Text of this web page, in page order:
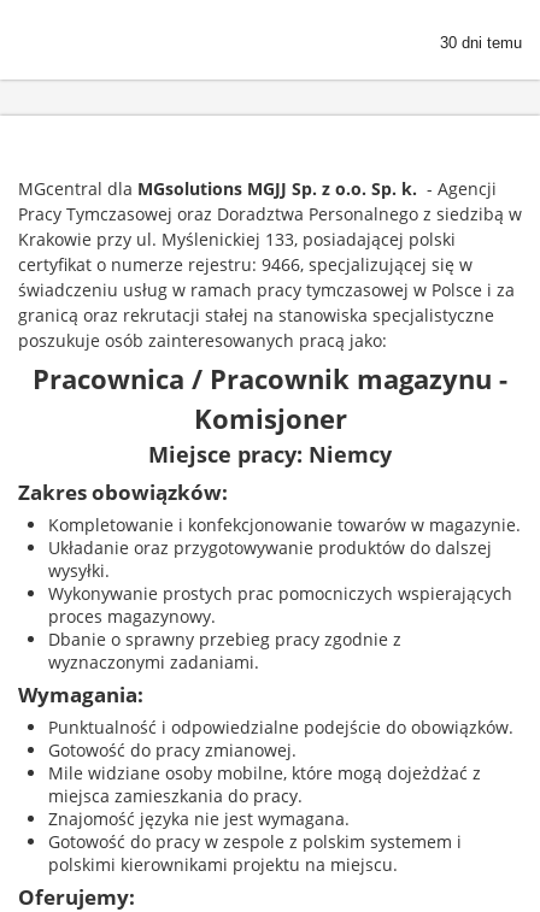
30 dni temu
MGcentral dla MGsolutions MGJJ Sp. z o.o. Sp. k. - Agencji
Pracy Tymczasowej oraz Doradztwa Personalnego z siedzibą w
Krakowie przy ul. Myślenickiej 133, posiadającej polski
certyfikat o numerze rejestru: 9466, specjalizującej się w
świadczeniu usług w ramach pracy tymczasowej w Polsce i za
granicą oraz rekrutacji stałej na stanowiska specjalistyczne
poszukuje osób zainteresowanych pracą jako:
Pracownica / Pracownik magazynu -
Komisjoner
Miejsce pracy: Niemcy
Zakres obowiązków:
Kompletowanie i konfekcjonowanie towarów w magazynie.
Układanie oraz przygotowywanie produktów do dalszej
wysyłki.
Wykonywanie prostych prac pomocniczych wspierających
proces magazynowy.
Dbanie o sprawny przebieg pracy zgodnie z
wyznaczonymi zadaniami.
Wymagania:
Punktualność i odpowiedzialne podejście do obowiązków.
Gotowość do pracy zmianowej.
Mile widziane osoby mobilne, które mogą dojeżdżać z
miejsca zamieszkania do pracy.
Znajomość języka nie jest wymagana.
Gotowość do pracy w zespole z polskim systemem i
polskimi kierownikami projektu na miejscu.
Oferujemy: